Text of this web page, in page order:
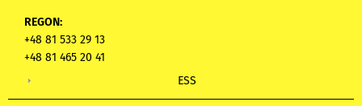
REGON:
+48 81 533 29 13
+48 81 465 20 41
ESS